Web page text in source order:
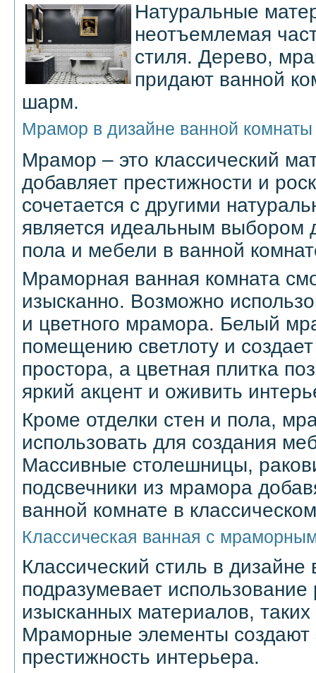
Натуральные
неотъемлемая
стиля. Дерево,
придают ванной
шарм.
Мрамор в дизайне ванной комнаты
Мрамор – это классический
добавляет престижности и
сочетается с другими
является идеальным выбором
пола и мебели в ванной
Мраморная ванная комната
изысканно. Возможно
и цветного мрамора. Белый
помещению светлоту и
простора, а цветная плитка
яркий акцент и оживить
Кроме отделки стен и пола,
использовать для создания
Массивные столешницы,
подсвечники из мрамора
ванной комнате в
Классическая ванная с
Классический стиль в
подразумевает
изысканных материалов,
Мраморные элементы создают
престижность интерьера.